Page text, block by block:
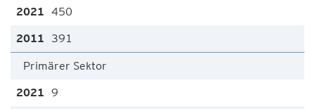
450
391
Primärer Sektor
9